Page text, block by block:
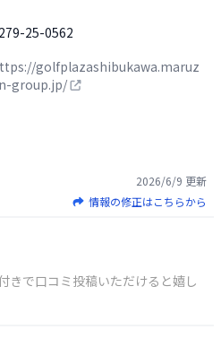
25-0562
golfplazashibukawa.maruz
group.jp/
2026/6/9 更新
情報の修正はこちらから
きで口コミ投稿いただけると嬉し